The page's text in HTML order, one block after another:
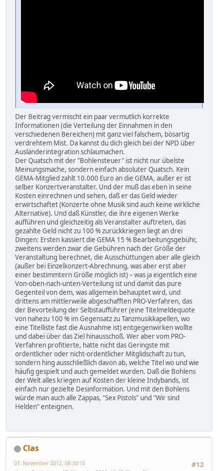
Der Beitrag vermischt ein paar vermutlich korrekte
Informationen (die Verteilung der Einnahmen in den
verschiedenen Bereichen) mit ganz viel falschem, bösartig
verdrehtem Mist. Da kannst du dich gleich bei der NPD über
Ausländerintegration schlaumachen.
Der Quatsch mit der "Bohlensteuer" ist nicht nur übelste
Meinungsmache, sondern einfach absoluter Quatsch. Kein
GEMA-Mitglied zahlt 10.000 Euro an die GEMA, außer er ist
selber Konzertveranstalter. Und der muß das eben in seine
Kosten einrechnen und sehen, daß er das Geld wieder
erwirtschaftet (Konzerte ohne Musik sind auch keine wirkliche
Alternative). Und daß Künstler, die ihre eigenen Werke
aufführen und gleichzeitig als Veranstalter auftreten, das
gezahlte Geld nicht zu 100 % zurückkriegen liegt an drei
Dingen: Ersten kassiert die GEMA 15 % Bearbeitungsgebühr,
zweitens werden zwar die Gebühren nach der Größe der
Veranstaltung berechnet, die Ausschüttungen aber alle gleich
(außer bei Einzelkonzert-Abrechnung, was aber erst aber
einer bestimmtern Größe möglich ist) – was ja eigentlich eine
Von-oben-nach-unten-Verteilung ist und damit das pure
Gegenteil von dem, was allgemein behauptet wird, und
drittens am mittlerweile abgeschafften PRO-Verfahren, das
der Bevorteilung der Selbstaufführer (eine Titelmeldequote
von nahezu 100 % im Gegensatz zu Tanzmusikkapellen, wo
eine Titelliste fast die Ausnahme ist) entgegenwirken wollte
und dabei über das Ziel hinausschoß. Wer aber vom PRO-
Verfahren profitierte, hatte nicht das Geringste mit
ordentlicher oder nicht-ordentlicher Mitglidschaft zu tun,
sondern hing ausschließlich davon ab, welche Titel wo und wie
häufig gespielt und auch gemeldet wurden. Daß die Bohlens
der Welt alles kriegen auf Kosten der kleine Indybands, ist
einfach nur gezielte Desinformation. Und mit den Bohlens
würde man auch alle Zappas, "Sex Pistols" und "Wir sind
Helden" enteignen.
Clas
#12
07. November 2012, 08:30:10